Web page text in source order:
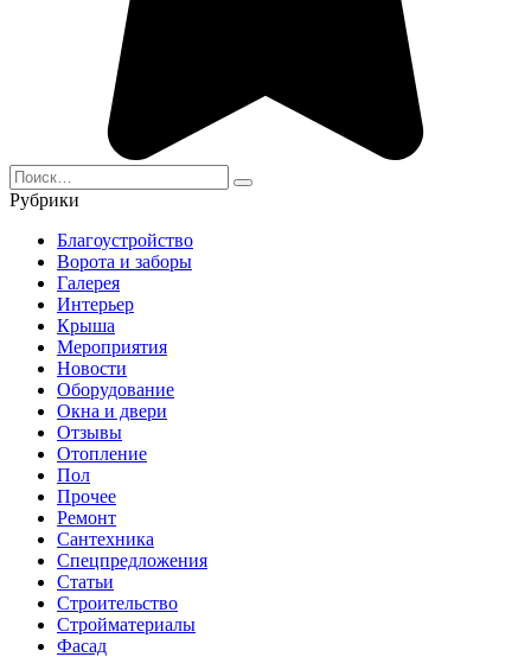
Search
for:
Рубрики
Благоустройство
Ворота и заборы
Галерея
Интерьер
Крыша
Мероприятия
Новости
Оборудование
Окна и двери
Отзывы
Отопление
Пол
Прочее
Ремонт
Сантехника
Спецпредложения
Статьи
Строительство
Стройматериалы
Фасад